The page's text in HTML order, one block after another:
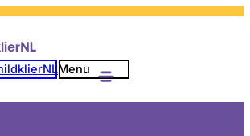
Menu